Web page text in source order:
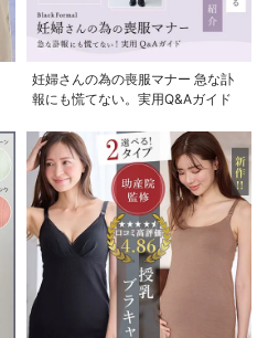
妊婦さんの為の喪服マナー 急な訃
報にも慌てない。実用Q&Aガイド